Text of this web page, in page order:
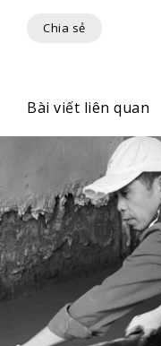
Chia sẻ
Bài viết liên quan